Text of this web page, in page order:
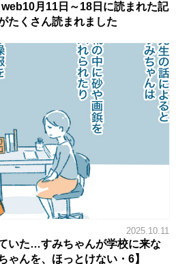
月11日～18日に読まれた記
たくさん読まれました
2025.10.11
いた…すみちゃんが学校に来な
ゃんを、ほっとけない・6】